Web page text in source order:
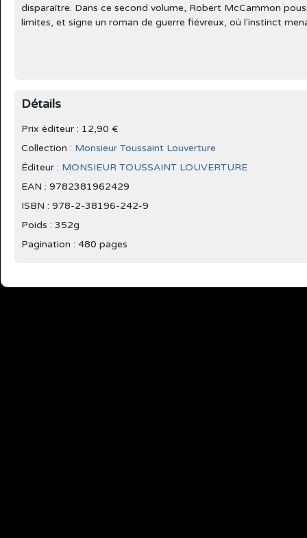
disparaître. Dans ce second volume, Robert McCammon
limites, et signe un roman de guerre fiévreux, où l'instinct
Détails
Prix éditeur : 12,90 €
Collection : Monsieur Toussaint Louverture
Éditeur : MONSIEUR TOUSSAINT LOUVERTURE
EAN : 9782381962429
ISBN : 978-2-38196-242-9
Poids : 352g
Pagination : 480 pages